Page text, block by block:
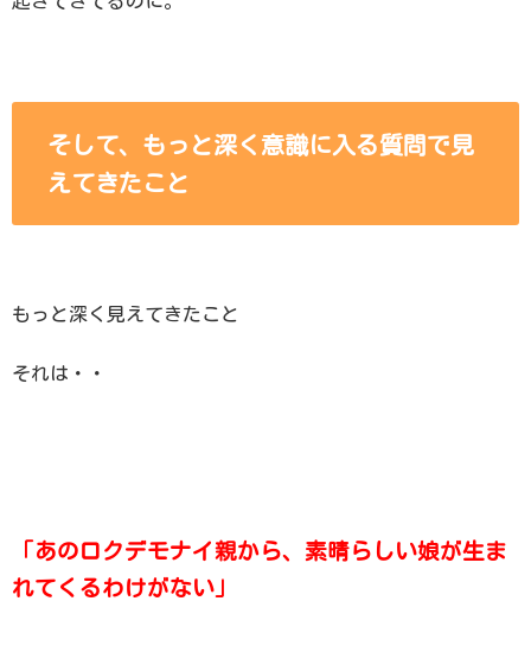
そして、もっと深く意識に入る質問で見
えてきたこと
もっと深く見えてきたこと
それは・・
「あのロクデモナイ親から、素晴らしい娘が生ま
れてくるわけがない」